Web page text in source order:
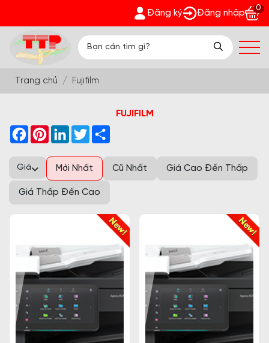
- Nhận quà bất ngờ Đón Hè Sang chi tiết tại 'Khuyến Mãi'
Đăng ký Đăng nhập
0
Trang chủ Fujifilm
FUJIFILM
Facebook
PinterestLinkedInTwitter
Giá Mới Nhất Cũ Nhất Giá Cao Đến Thấp
Giá Thấp Đến Cao